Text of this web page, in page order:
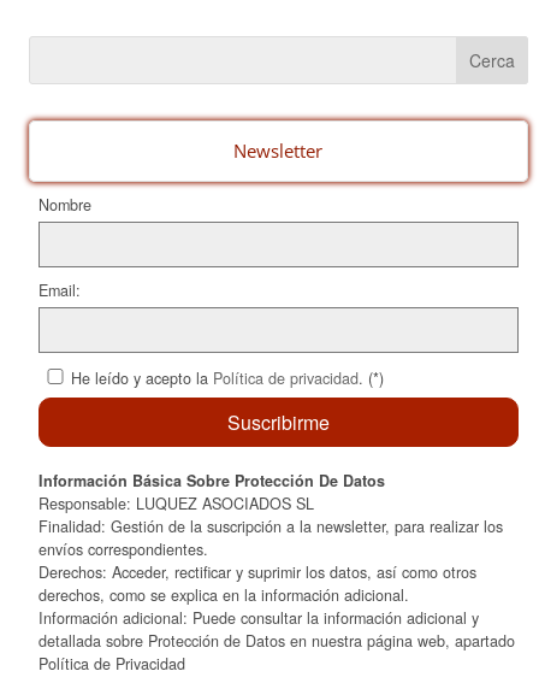
e
b
o
k
e
st
p
ar
te
ix
Newsletter
Nombre
Email:
He leído y acepto la Política de privacidad. (*)
Información Básica Sobre Protección De Datos
Responsable: LUQUEZ ASOCIADOS SL
Finalidad: Gestión de la suscripción a la newsletter, para realizar los
envíos correspondientes.
Derechos: Acceder, rectificar y suprimir los datos, así como otros
derechos, como se explica en la información adicional.
Información adicional: Puede consultar la información adicional y
detallada sobre Protección de Datos en nuestra página web, apartado
Política de Privacidad